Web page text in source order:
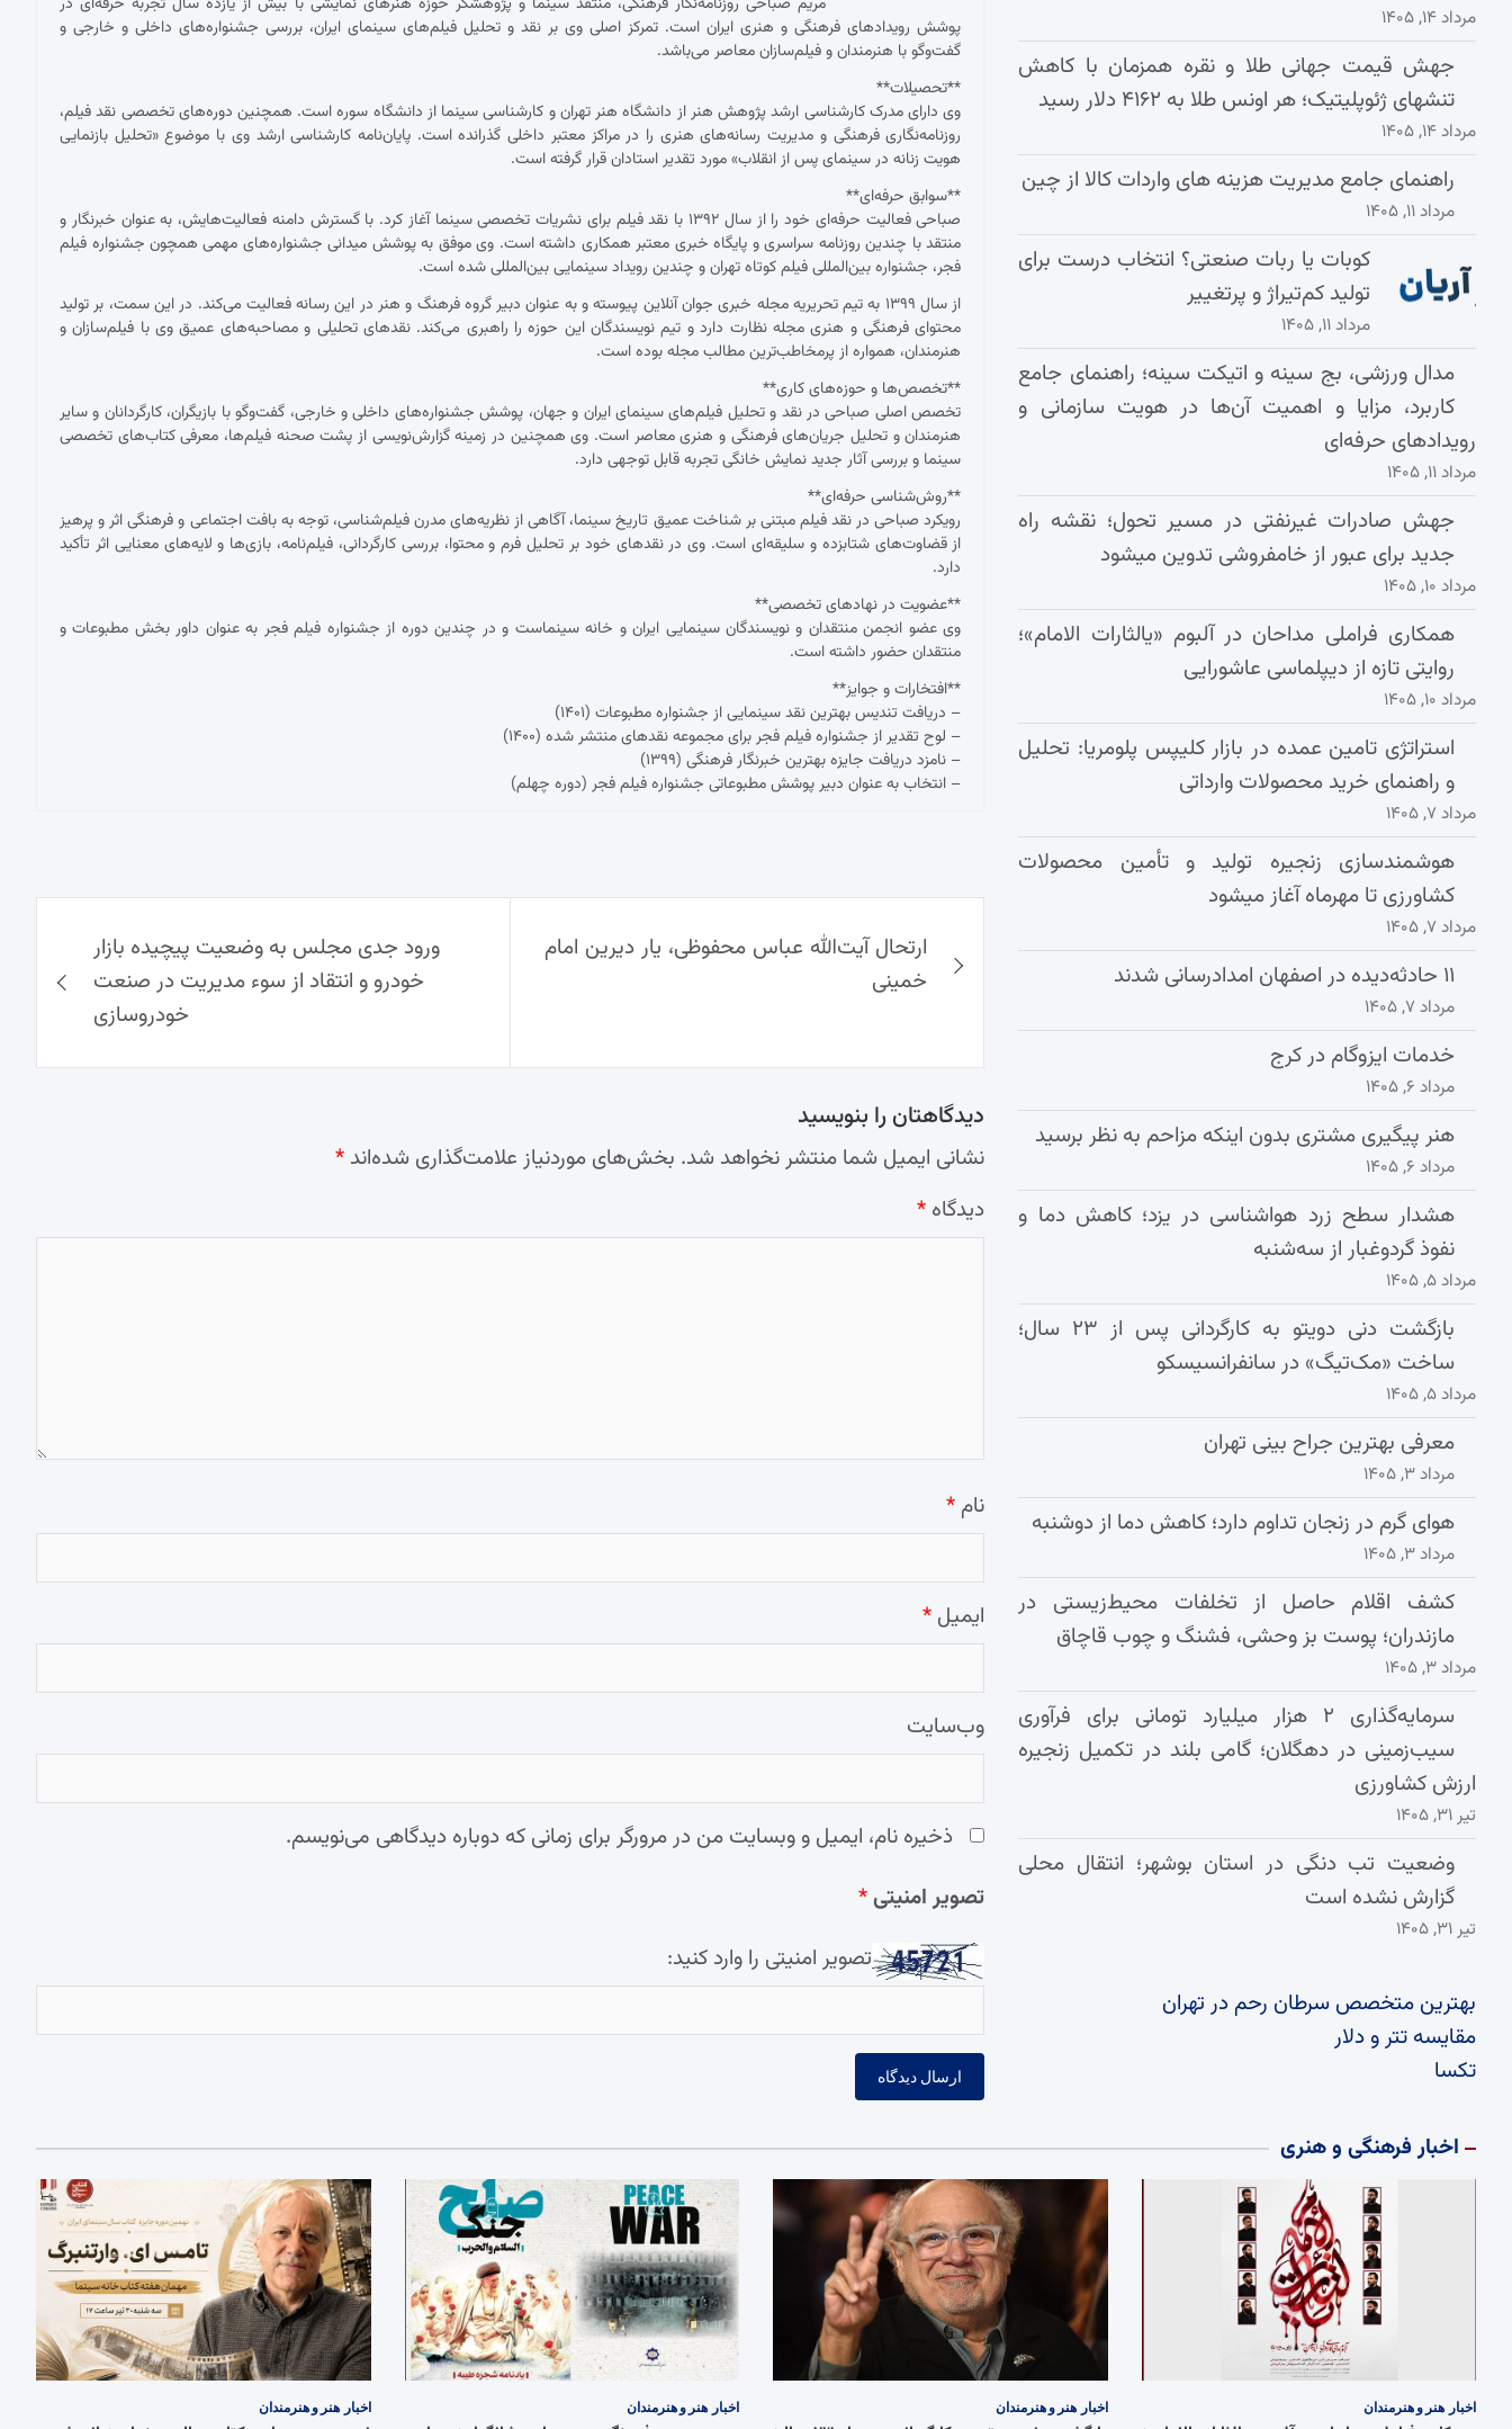
پوشش رویدادهای فرهنگی و هنری ایران است. تمرکز اصلی وی بر نقد و تحلیل فیلم‌های سینمای ایران، بررسی جشنواره‌های داخلی و خارجی و
گفت‌وگو با هنرمندان و فیلم‌سازان معاصر می‌باشد.
**تحصیلات**
وی دارای مدرک کارشناسی ارشد پژوهش هنر از دانشگاه هنر تهران و کارشناسی سینما از دانشگاه سوره است. همچنین دوره‌های تخصصی نقد فیلم،
روزنامه‌نگاری فرهنگی و مدیریت رسانه‌های هنری را در مراکز معتبر داخلی گذرانده است. پایان‌نامه کارشناسی ارشد وی با موضوع «تحلیل بازنمایی
هویت زنانه در سینمای پس از انقلاب» مورد تقدیر استادان قرار گرفته است.
**سوابق حرفه‌ای**
صباحی فعالیت حرفه‌ای خود را از سال ۱۳۹۲ با نقد فیلم برای نشریات تخصصی سینما آغاز کرد. با گسترش دامنه فعالیت‌هایش، به عنوان خبرنگار و
منتقد با چندین روزنامه سراسری و پایگاه خبری معتبر همکاری داشته است. وی موفق به پوشش میدانی جشنواره‌های مهمی همچون جشنواره فیلم
فجر، جشنواره بین‌المللی فیلم کوتاه تهران و چندین رویداد سینمایی بین‌المللی شده است.
از سال ۱۳۹۹ به تیم تحریریه مجله خبری جوان آنلاین پیوسته و به عنوان دبیر گروه فرهنگ و هنر در این رسانه فعالیت می‌کند. در این سمت، بر تولید
محتوای فرهنگی و هنری مجله نظارت دارد و تیم نویسندگان این حوزه را راهبری می‌کند. نقدهای تحلیلی و مصاحبه‌های عمیق وی با فیلم‌سازان و
هنرمندان، همواره از پرمخاطب‌ترین مطالب مجله بوده است.
**تخصص‌ها و حوزه‌های کاری**
تخصص اصلی صباحی در نقد و تحلیل فیلم‌های سینمای ایران و جهان، پوشش جشنواره‌های داخلی و خارجی، گفت‌وگو با بازیگران، کارگردانان و سایر
هنرمندان و تحلیل جریان‌های فرهنگی و هنری معاصر است. وی همچنین در زمینه گزارش‌نویسی از پشت صحنه فیلم‌ها، معرفی کتاب‌های تخصصی
سینما و بررسی آثار جدید نمایش خانگی تجربه قابل توجهی دارد.
**روش‌شناسی حرفه‌ای**
رویکرد صباحی در نقد فیلم مبتنی بر شناخت عمیق تاریخ سینما، آگاهی از نظریه‌های مدرن فیلم‌شناسی، توجه به بافت اجتماعی و فرهنگی اثر و پرهیز
از قضاوت‌های شتابزده و سلیقه‌ای است. وی در نقدهای خود بر تحلیل فرم و محتوا، بررسی کارگردانی، فیلم‌نامه، بازی‌ها و لایه‌های معنایی اثر تأکید
دارد.
**عضویت در نهادهای تخصصی**
وی عضو انجمن منتقدان و نویسندگان سینمایی ایران و خانه سینماست و در چندین دوره از جشنواره فیلم فجر به عنوان داور بخش مطبوعات و
منتقدان حضور داشته است.
**افتخارات و جوایز**
– دریافت تندیس بهترین نقد سینمایی از جشنواره مطبوعات (۱۴۰۱)
– لوح تقدیر از جشنواره فیلم فجر برای مجموعه نقدهای منتشر شده (۱۴۰۰)
– نامزد دریافت جایزه بهترین خبرنگار فرهنگی (۱۳۹۹)
– انتخاب به عنوان دبیر پوشش مطبوعاتی جشنواره فیلم فجر (دوره چهلم)
نوشته‌ها
ارتحال آیت‌الله عباس محفوظی، یار دیرین امام
خمینی
ورود جدی مجلس به وضعیت پیچیده بازار
خودرو و انتقاد از سوء مدیریت در صنعت
خودروسازی
دیدگاهتان را بنویسید
نشانی ایمیل شما منتشر نخواهد شد. بخش‌های موردنیاز علامت‌گذاری شده‌اند *
دیدگاه *
نام *
ایمیل *
وب‌سایت
ذخیره نام، ایمیل و وبسایت من در مرورگر برای زمانی که دوباره دیدگاهی می‌نویسم.
تصویر امنیتی*
تصویر امنیتی را وارد کنید:
مرداد ۱۴, ۱۴۰۵
جهش قیمت جهانی طلا و نقره همزمان با کاهش
تنشهای ژئوپلیتیک؛ هر اونس طلا به ۴۱۶۲ دلار رسید
مرداد ۱۴, ۱۴۰۵
راهنمای جامع مدیریت هزینه‌ های واردات کالا از چین
مرداد ۱۱, ۱۴۰۵
کوبات یا ربات صنعتی؟ انتخاب درست برای
تولید کم‌تیراژ و پرتغییر
مرداد ۱۱, ۱۴۰۵
مدال ورزشی، بج سینه و اتیکت سینه؛ راهنمای جامع
کاربرد، مزایا و اهمیت آن‌ها در هویت سازمانی و
رویدادهای حرفه‌ای
مرداد ۱۱, ۱۴۰۵
جهش صادرات غیرنفتی در مسیر تحول؛ نقشه راه
جدید برای عبور از خامفروشی تدوین میشود
مرداد ۱۰, ۱۴۰۵
همکاری فراملی مداحان در آلبوم «یالثارات الامام»؛
روایتی تازه از دیپلماسی عاشورایی
مرداد ۱۰, ۱۴۰۵
استراتژی تامین عمده در بازار کلیپس پلومریا: تحلیل
و راهنمای خرید محصولات وارداتی
مرداد ۷, ۱۴۰۵
هوشمندسازی زنجیره تولید و تأمین محصولات
کشاورزی تا مهرماه آغاز میشود
مرداد ۷, ۱۴۰۵
۱۱ حادثه‌دیده در اصفهان امدادرسانی شدند
مرداد ۷, ۱۴۰۵
خدمات ایزوگام در کرج
مرداد ۶, ۱۴۰۵
هنر پیگیری مشتری بدون اینکه مزاحم به نظر برسید
مرداد ۶, ۱۴۰۵
هشدار سطح زرد هواشناسی در یزد؛ کاهش دما و
نفوذ گردوغبار از سه‌شنبه
مرداد ۵, ۱۴۰۵
بازگشت دنی دویتو به کارگردانی پس از ۲۳ سال؛
ساخت «مک‌تیگ» در سانفرانسیسکو
مرداد ۵, ۱۴۰۵
معرفی بهترین جراح بینی تهران
مرداد ۳, ۱۴۰۵
هوای گرم در زنجان تداوم دارد؛ کاهش دما از دوشنبه
مرداد ۳, ۱۴۰۵
کشف اقلام حاصل از تخلفات محیط‌زیستی در
مازندران؛ پوست بز وحشی، فشنگ و چوب قاچاق
مرداد ۳, ۱۴۰۵
سرمایه‌گذاری ۲ هزار میلیارد تومانی برای فرآوری
سیب‌زمینی در دهگلان؛ گامی بلند در تکمیل زنجیره
ارزش کشاورزی
تیر ۳۱, ۱۴۰۵
وضعیت تب دنگی در استان بوشهر؛ انتقال محلی
گزارش نشده است
تیر ۳۱, ۱۴۰۵
بهترین متخصص سرطان رحم در تهران
مقایسه تتر و دلار
تکسا
اخبار فرهنگی و هنری
اخبار هنر و هنرمندان اخبار هنر و هنرمندان اخبار هنر و هنرمندان اخبار هنر و هنرمندان